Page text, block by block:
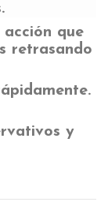
que
retrasando
y